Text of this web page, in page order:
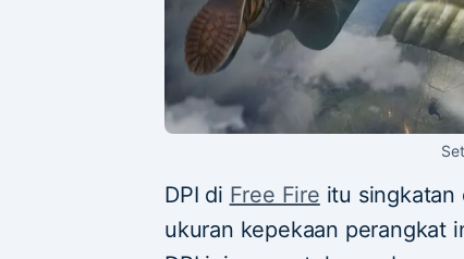
DPI di Free Fire itu singkatan
ukuran kepekaan perangkat